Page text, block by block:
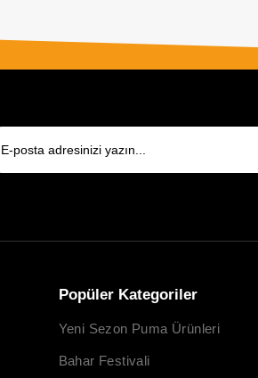
Popüler Kategoriler
Yeni Sezon Puma Ürünleri
Bahar Festivali